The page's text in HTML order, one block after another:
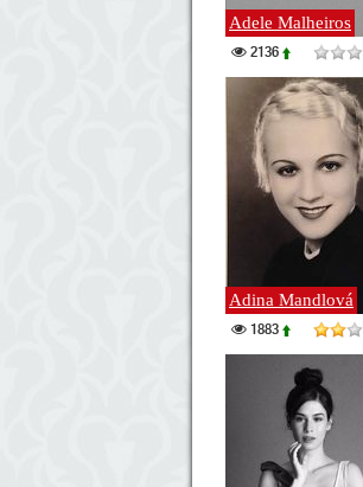
Adele Malheiros
2136
Adina Mandlová
1883